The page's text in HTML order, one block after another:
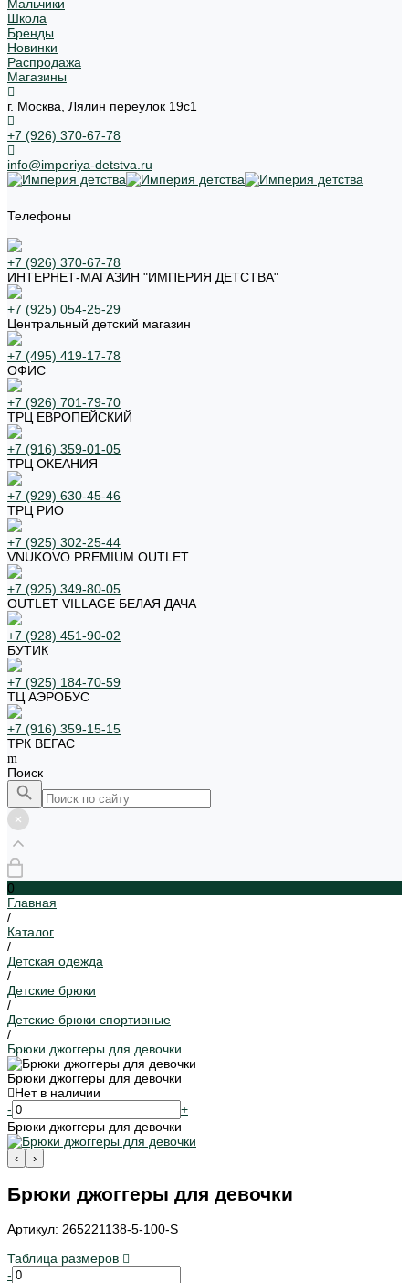
Мальчики
Школа
Бренды
Новинки
Распродажа
Магазины
г. Москва, Лялин переулок 19с1
+7 (926) 370-67-78
info@imperiya-detstva.ru
Телефоны
+7 (926) 370-67-78
ИНТЕРНЕТ-МАГАЗИН "ИМПЕРИЯ ДЕТСТВА"
+7 (925) 054-25-29
Центральный детский магазин
+7 (495) 419-17-78
ОФИС
+7 (926) 701-79-70
ТРЦ ЕВРОПЕЙСКИЙ
+7 (916) 359-01-05
ТРЦ ОКЕАНИЯ
+7 (929) 630-45-46
ТРЦ РИО
+7 (925) 302-25-44
VNUKOVO PREMIUM OUTLET
+7 (925) 349-80-05
OUTLET VILLAGE БЕЛАЯ ДАЧА
+7 (928) 451-90-02
БУТИК
+7 (925) 184-70-59
ТЦ АЭРОБУС
+7 (916) 359-15-15
ТРК ВЕГАС
Поиск
0
Главная
/
Каталог
/
Детская одежда
/
Детские брюки
/
Детские брюки спортивные
/
Брюки джоггеры для девочки
Брюки джоггеры для девочки
Нет в наличии
-
+
Брюки джоггеры для девочки
‹ ›
Брюки джоггеры для девочки
Артикул: 265221138-5-100-S
Таблица размеров
-